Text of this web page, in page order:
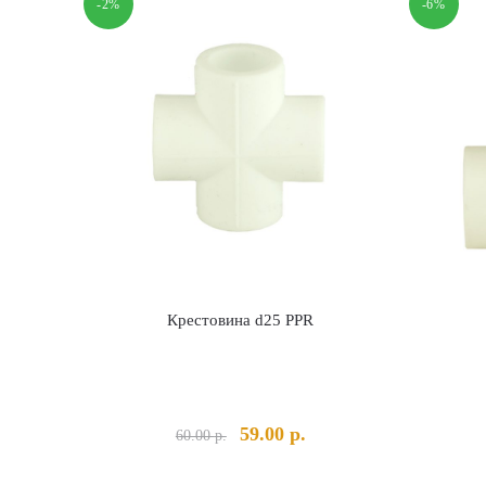
-2%
Крестовина d25 PPR
60.00р.
Первоначальная
59.00 р.
-6%